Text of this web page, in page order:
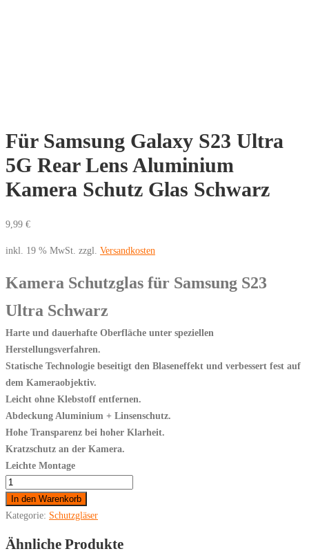
Für Samsung Galaxy S23 Ultra
5G Rear Lens Aluminium
Kamera Schutz Glas Schwarz
9,99 €
inkl. 19 % MwSt. zzgl. Versandkosten
Kamera Schutzglas für Samsung S23
Ultra Schwarz
Harte und dauerhafte Oberfläche unter speziellen
Herstellungsverfahren.
Statische Technologie beseitigt den Blaseneffekt und verbessert fest auf
dem Kameraobjektiv.
Leicht ohne Klebstoff entfernen.
Abdeckung Aluminium + Linsenschutz.
Hohe Transparenz bei hoher Klarheit.
Kratzschutz an der Kamera.
Leichte Montage
Für
Samsung
Galaxy
Ultra
In den Warenkorb
Kategorie: Schutzgläser
Ähnliche Produkte